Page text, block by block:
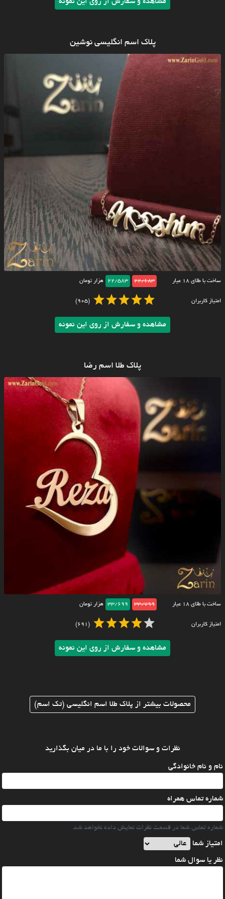
پلاک اسم انگلیسی نوشین
ساخت با طلای ۱۸ عیار 22/683
22/583 هزار تومان
امتیاز کاربران (905)
مشاهده و سفارش از روی این نمونه
پلاک طلا اسم رضا
ساخت با طلای ۱۸ عیار 33/799
33/699 هزار تومان
امتیاز کاربران (691)
مشاهده و سفارش از روی این نمونه
محصولات بیشتر از پلاک طلا اسم انگلیسی (تک اسم)
نظرات و سوالات خود را با ما در میان بگذارید
نام و نام خانوادگی
شماره تماس همراه
شماره تماس شما در قسمت نظرات نمایش داده نخواهد شد.
امتیاز شما
نظر یا سوال شما